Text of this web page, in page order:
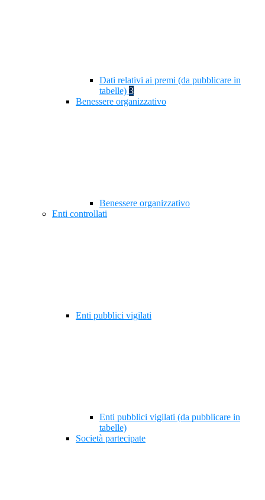
Dati relativi ai premi (da pubblicare in
tabelle) 3
Benessere organizzativo
Benessere organizzativo
Enti controllati
Enti pubblici vigilati
Enti pubblici vigilati (da pubblicare in
tabelle)
Società partecipate